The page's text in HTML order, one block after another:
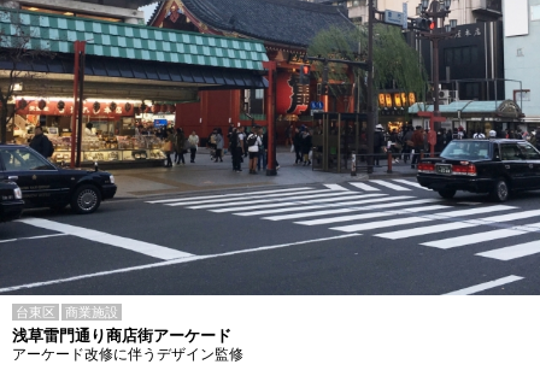
台東区 商業施設
浅草雷門通り商店街アーケード
アーケード改修に伴うデザイン監修